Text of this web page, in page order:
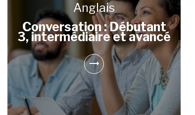
Anglais
Conversation : Débutant
3, intermédiaire et avancé